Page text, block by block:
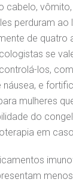
Saiba mais
Jardim Paulista
cabelo,
perduram
de quatro
se
los,
e
mulheres
do
em